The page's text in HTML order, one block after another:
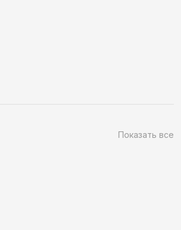
Показать все